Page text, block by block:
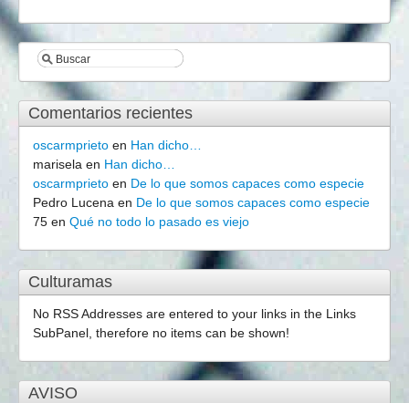
Comentarios recientes
oscarmprieto en Han dicho…
marisela en Han dicho…
oscarmprieto en De lo que somos capaces como especie
Pedro Lucena en De lo que somos capaces como especie
75 en Qué no todo lo pasado es viejo
Culturamas
No RSS Addresses are entered to your links in the Links
SubPanel, therefore no items can be shown!
AVISO